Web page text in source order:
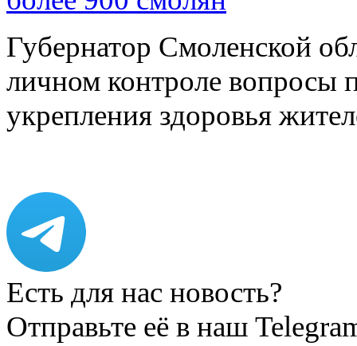
Губернатор Смоленской
личном контроле вопросы
укрепления здоровья
Есть для нас новость?
Отправьте её в наш